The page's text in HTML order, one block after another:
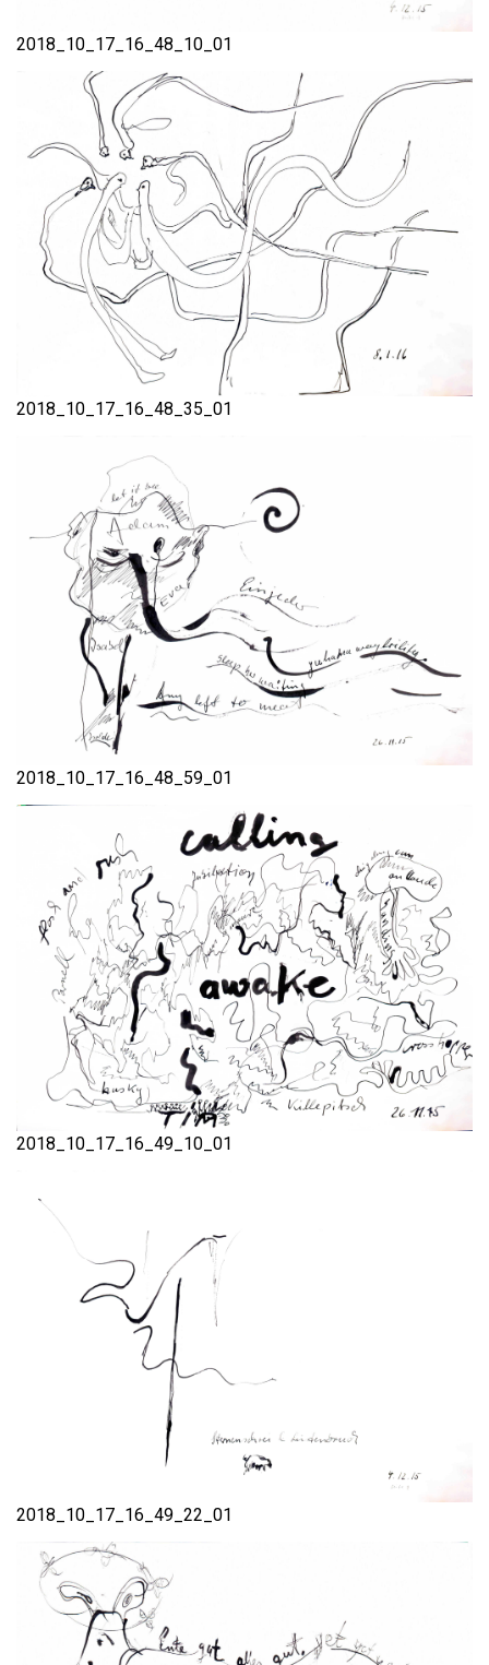
2018_10_17_16_48_10_01
2018_10_17_16_48_35_01
2018_10_17_16_48_59_01
2018_10_17_16_49_10_01
2018_10_17_16_49_22_01